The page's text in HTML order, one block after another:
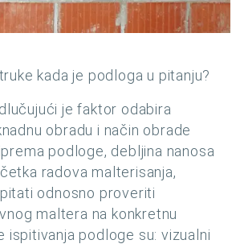
kada je podloga u pitanju?
je faktor odabira
obradu i način obrade
podloge, debljina nanosa
radova malterisanja,
odnosno proveriti
maltera na konkretnu
ispitivanja podloge su: vizualni